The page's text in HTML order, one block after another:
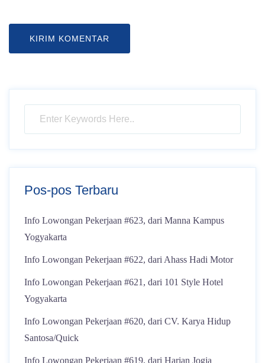
Pos-pos Terbaru
Info Lowongan Pekerjaan #623, dari Manna Kampus
Yogyakarta
Info Lowongan Pekerjaan #622, dari Ahass Hadi Motor
Info Lowongan Pekerjaan #621, dari 101 Style Hotel
Yogyakarta
Info Lowongan Pekerjaan #620, dari CV. Karya Hidup
Santosa/Quick
Info Lowongan Pekerjaan #619, dari Harian Jogja